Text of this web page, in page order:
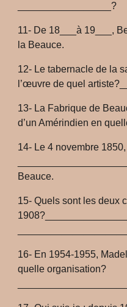
_________________?
11- De 18___à 19___,
la Beauce.
12- Le tabernacle de la
l’œuvre de quel
13- La Fabrique de
d’un Amérindien en
14- Le 4 novembre 1850,
Beauce.
15- Quels sont les deux
16- En 1954-1955,
quelle organisation?